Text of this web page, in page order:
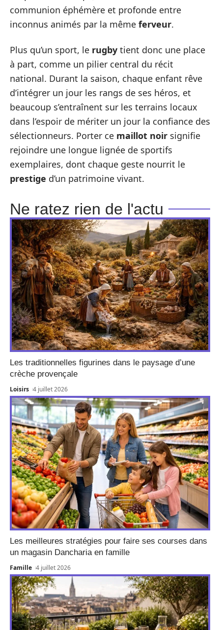
communion éphémère et profonde entre
inconnus animés par la même ferveur.
Plus qu’un sport, le rugby tient donc une place
à part, comme un pilier central du récit
national. Durant la saison, chaque enfant rêve
d’intégrer un jour les rangs de ses héros, et
beaucoup s’entraînent sur les terrains locaux
dans l’espoir de mériter un jour la confiance des
sélectionneurs. Porter ce maillot noir signifie
rejoindre une longue lignée de sportifs
exemplaires, dont chaque geste nourrit le
prestige d’un patrimoine vivant.
Ne ratez rien de l'actu
Les traditionnelles figurines dans le paysage d’une
crèche provençale
Loisirs 4 juillet 2026
Les meilleures stratégies pour faire ses courses dans
un magasin Dancharia en famille
Famille 4 juillet 2026